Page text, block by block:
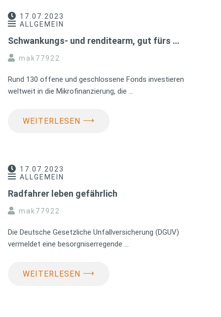
17.07.2023
ALLGEMEIN
Schwankungs- und renditearm, gut fürs …
mak77922
Rund 130 offene und geschlossene Fonds investieren
weltweit in die Mikrofinanzierung, die …
WEITERLESEN ⟶
17.07.2023
ALLGEMEIN
Radfahrer leben gefährlich
mak77922
Die Deutsche Gesetzliche Unfallversicherung (DGUV)
vermeldet eine besorgniserregende …
WEITERLESEN ⟶